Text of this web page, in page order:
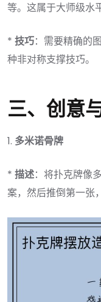
等。这属于大师级水
* 技巧：需要精确的
种非对称支撑技巧。
三、创意
1. 多米诺骨牌
* 描述：将扑克牌像
案，然后推倒第一张